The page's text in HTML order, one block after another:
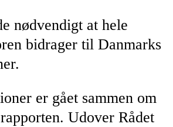
nødvendigt at hele
bidrager til Danmarks
er gået sammen om
Udover Rådet